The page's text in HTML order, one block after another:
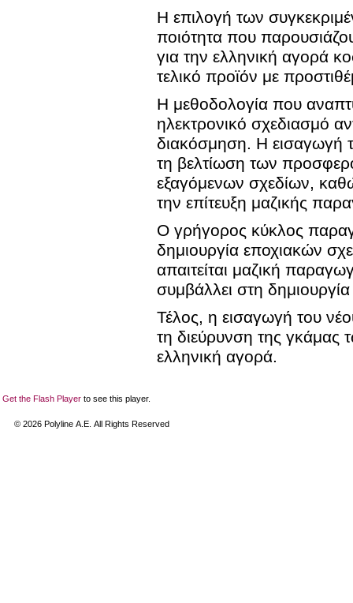
Η επιλογή των
ποιότητα που
για την ελληνική αγορά
τελικό προϊόν με
Η μεθοδολογία που
ηλεκτρονικό σχεδιασμό
διακόσμηση. Η εισαγωγή
τη βελτίωση των
εξαγόμενων σχεδίων,
την επίτευξη μαζικής
Ο γρήγορος κύκλος
δημιουργία εποχιακών
απαιτείται μαζική
συμβάλλει στη
Τέλος, η εισαγωγή του
τη διεύρυνση της
ελληνική αγορά.
Get the Flash Player to see this player.
© 2026 Polyline Α.Ε. All Rights Reserved